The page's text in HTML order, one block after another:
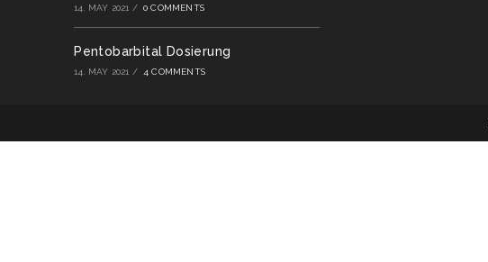
14. MAY 2021 / 0 COMMENTS
Pentobarbital Dosierung
14. MAY 2021 / 4 COMMENTS